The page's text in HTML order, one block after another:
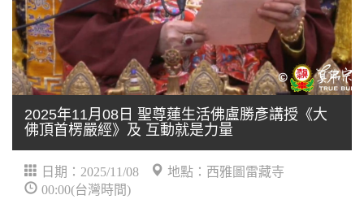
2025年11月08日 聖尊蓮生活佛盧勝彥講授《大
佛頂首楞嚴經》及 互動就是力量
日期：2025/11/08
地點：西雅圖雷藏寺
00:00(台灣時間)